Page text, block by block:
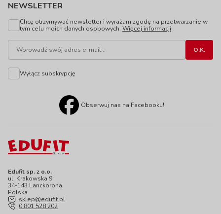
Edufit sp. z o.o.
ul. Krakowska 9
34-143 Lanckorona
Polska
sklep@edufit.pl
0 801 528 202
NEWSLETTER
Chcę otrzymywać newsletter i wyrażam zgodę na przetwarzanie w
tym celu moich danych osobowych. Więcej informacji
Wyłącz subskrypcję
Obserwuj nas na Facebooku!